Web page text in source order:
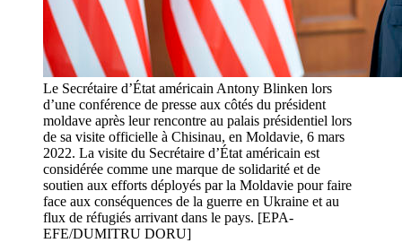
Le Secrétaire d’État américain Antony Blinken lors
d’une conférence de presse aux côtés du président
moldave après leur rencontre au palais présidentiel lors
de sa visite officielle à Chisinau, en Moldavie, 6 mars
2022. La visite du Secrétaire d’État américain est
considérée comme une marque de solidarité et de
soutien aux efforts déployés par la Moldavie pour faire
face aux conséquences de la guerre en Ukraine et au
flux de réfugiés arrivant dans le pays. [EPA-
EFE/DUMITRU DORU]